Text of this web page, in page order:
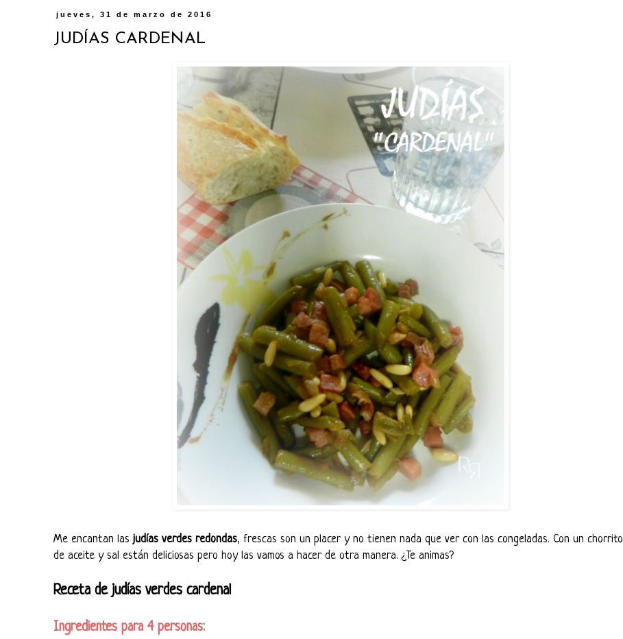
jueves, 31 de marzo de 2016
JUDÍAS CARDENAL
Me encantan las judías verdes redondas, frescas son un placer y no tienen nada que ver con las congeladas. Con un chorrito
de aceite y sal están deliciosas pero hoy las vamos a hacer de otra manera. ¿Te animas?
Receta de judías verdes cardenal
Ingredientes para 4 personas: